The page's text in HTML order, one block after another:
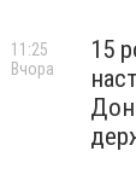
15
11:25
Вчора